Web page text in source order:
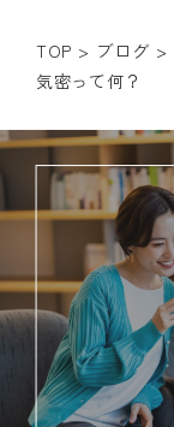
TOP > ブログ >
気密って何？